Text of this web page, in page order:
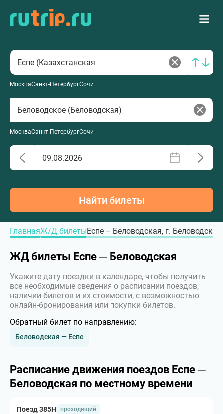
МоскваСанкт-ПетербургСочи
МоскваСанкт-ПетербургСочи
Найти билеты
ГлавнаяЖ/Д билетыЕспе – Беловодская, г. Беловодское
ЖД билеты Еспе ─ Беловодская
Укажите дату поездки в календаре, чтобы получить
все необходимые сведения о расписании поездов,
наличии билетов и их стоимости, с возможностью
онлайн-бронирования или покупки билетов.
Обратный билет по направлению:
Беловодская — Еспе
Расписание движения поездов Еспе ─
Беловодская по местному времени
Поезд 385Н проходящий